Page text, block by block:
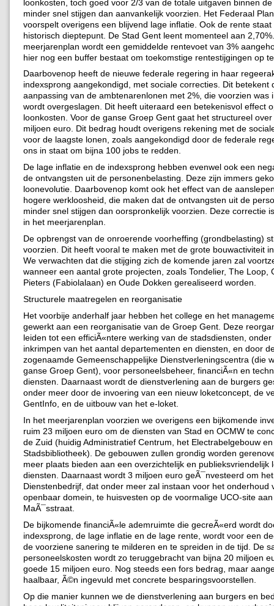
loonkosten, toch goed voor 2/3 van de totale uitgaven binnen
minder snel stijgen dan aanvankelijk voorzien. Het Federaal
voorspelt overigens een blijvend lage inflatie. Ook de rente staat
historisch dieptepunt. De Stad Gent leent momenteel aan
meerjarenplan wordt een gemiddelde rentevoet van 3%
hier nog een buffer bestaat om toekomstige rentestijgingen op
Daarbovenop heeft de nieuwe federale regering in haar
indexsprong aangekondigd, met sociale correcties. Dit betekent
aanpassing van de ambtenarenlonen met 2%, die voorzien was
wordt overgeslagen. Dit heeft uiteraard een betekenisvol effect
loonkosten. Voor de ganse Groep Gent gaat het structureel
miljoen euro. Dit bedrag houdt overigens rekening met de
voor de laagste lonen, zoals aangekondigd door de federale
ons in staat om bijna 100 jobs te redden.
De lage inflatie en de indexsprong hebben evenwel ook een
de ontvangsten uit de personenbelasting. Deze zijn immers
loonevolutie. Daarbovenop komt ook het effect van de
hogere werkloosheid, die maken dat de ontvangsten uit de
minder snel stijgen dan oorspronkelijk voorzien. Deze correctie
in het meerjarenplan.
De opbrengst van de onroerende voorheffing (grondbelasting)
voorzien. Dit heeft vooral te maken met de grote bouwactiviteit
We verwachten dat die stijging zich de komende jaren zal
wanneer een aantal grote projecten, zoals Tondelier, The Loop,
Pieters (Fabiolalaan) en Oude Dokken gerealiseerd worden.
Structurele maatregelen en reorganisatie
Het voorbije anderhalf jaar hebben het college en het
gewerkt aan een reorganisatie van de Groep Gent. Deze
leiden tot een efficiÃ«ntere werking van de stadsdiensten,
inkrimpen van het aantal departementen en diensten, en door
zogenaamde Gemeenschappelijke Dienstverleningscentra (die
ganse Groep Gent), voor personeelsbeheer, financiÃ«n en
diensten. Daarnaast wordt de dienstverlening aan de burgers
onder meer door de invoering van een nieuw loketconcept, de
GentInfo, en de uitbouw van het e-loket.
In het meerjarenplan voorzien we overigens een bijkomende
ruim 23 miljoen euro om de diensten van Stad en OCMW te
de Zuid (huidig Administratief Centrum, het Electrabelgebouw
Stadsbibliotheek). De gebouwen zullen grondig worden
meer plaats bieden aan een overzichtelijk en publieksvriendelijk
diensten. Daarnaast wordt 3 miljoen euro geÃ¯nvesteerd om
Dienstenbedrijf, dat onder meer zal instaan voor het onderhoud
openbaar domein, te huisvesten op de voormalige UCO-site
MaÃ¯sstraat.
De bijkomende financiÃ«le ademruimte die gecreÃ«erd wordt
indexsprong, de lage inflatie en de lage rente, wordt voor een
de voorziene sanering te milderen en te spreiden in de tijd. De
personeelskosten wordt zo teruggebracht van bijna 20 miljoen
goede 15 miljoen euro. Nog steeds een fors bedrag, maar
haalbaar, Ã©n ingevuld met concrete besparingsvoorstellen.
Op die manier kunnen we de dienstverlening aan burgers en